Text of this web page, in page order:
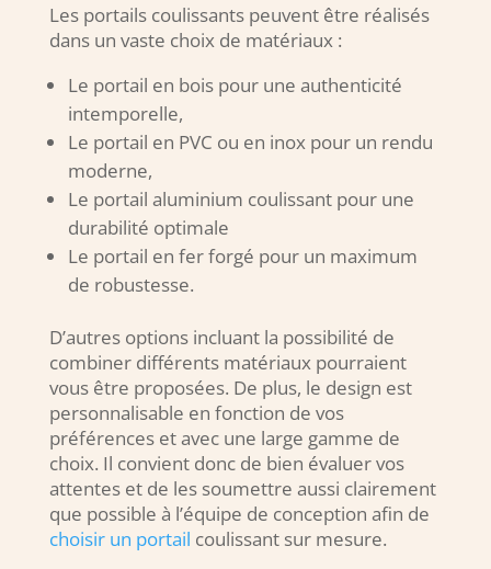
Les portails coulissants peuvent être réalisés
dans un vaste choix de matériaux :
Le portail en bois pour une authenticité
intemporelle,
Le portail en PVC ou en inox pour un rendu
moderne,
Le portail aluminium coulissant pour une
durabilité optimale
Le portail en fer forgé pour un maximum
de robustesse.
D’autres options incluant la possibilité de
combiner différents matériaux pourraient
vous être proposées. De plus, le design est
personnalisable en fonction de vos
préférences et avec une large gamme de
choix. Il convient donc de bien évaluer vos
attentes et de les soumettre aussi clairement
que possible à l’équipe de conception afin de
choisir un portail coulissant sur mesure.